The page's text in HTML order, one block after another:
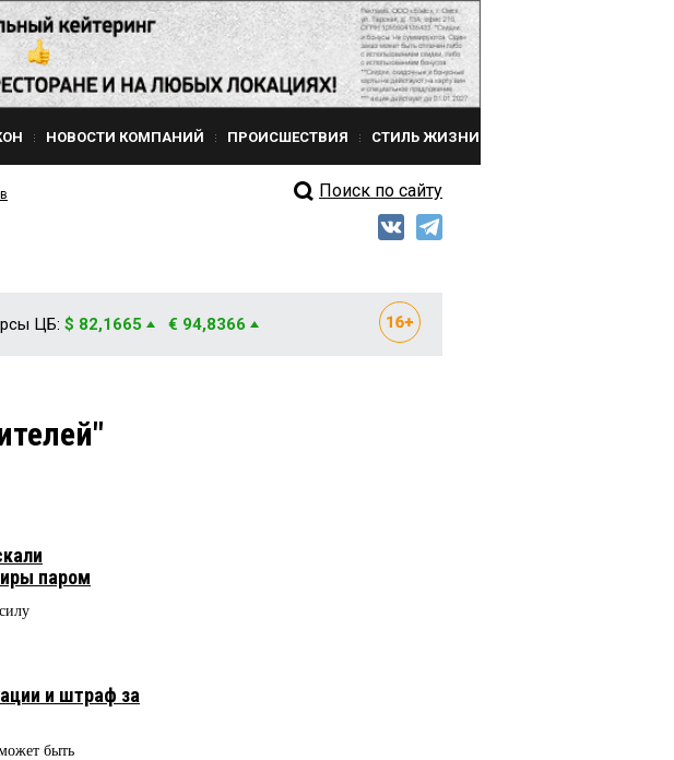
НОВОСТИ КОМПАНИЙ ПРОИСШЕСТВИЯ СТИЛЬ ЖИЗНИ
Поиск по сайту
ЦБ: $ 82,1665 € 94,8366
паром
и штраф за
быть